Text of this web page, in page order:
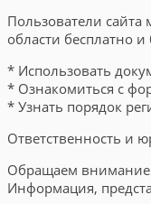
Пользователи
области бесплатно
* Использовать
* Ознакомиться с
* Узнать порядок
Ответственность и
Обращаем внимание
Информация,